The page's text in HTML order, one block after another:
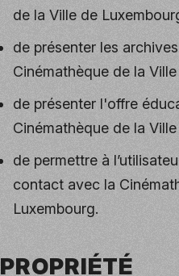
de la Ville de
de présenter les
Cinémathèque de la
de présenter l'offre
Cinémathèque de la
de permettre à
contact avec la
Luxembourg.
PROPRIÉTÉ